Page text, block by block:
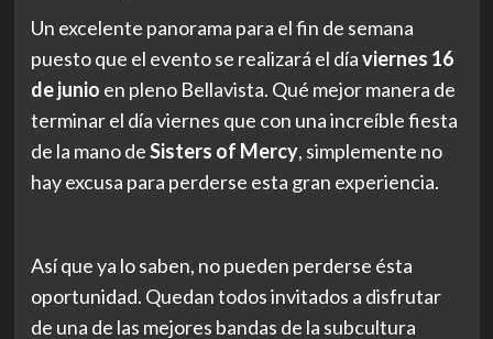
Un excelente panorama para el fin de semana
puesto que el evento se realizará el díaviernes 16
de junio en pleno Bellavista. Qué mejor manera de
terminar el día viernes que con una increíble fiesta
de la mano deSisters of Mercy, simplemente no
hay excusa para perderse esta gran experiencia.
Así que ya lo saben, no pueden perderse ésta
oportunidad. Quedan todos invitados a disfrutar
de una de las mejores bandas de la subcultura